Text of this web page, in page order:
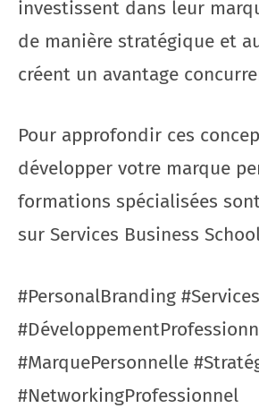
investissent dans leur
de manière stratégique et
créent un avantage
Pour approfondir ces
développer votre marque
formations spécialisées
sur Services Business
#PersonalBranding
#MarquePersonnelle
#NetworkingProfessionnel